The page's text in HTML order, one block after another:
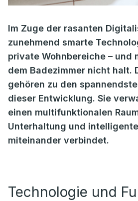
Im Zuge der rasanten
zunehmend smarte
private Wohnbereiche – und
dem Badezimmer nicht halt.
gehören zu den
dieser Entwicklung. Sie
einen multifunktionalen
Unterhaltung und
miteinander verbindet.
Technologie und